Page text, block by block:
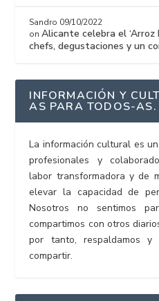
Sandro 09/10/2022
onAlicante celebra el ‘Arroz
chefs, degustaciones y un
INFORMACIÓN Y
AS PARA TODOS-AS.
La información cultural es
profesionales y
labor transformadora y de
elevar la capacidad de
Nosotros no sentimos
compartimos con otros
por tanto, respaldamos
compartir.